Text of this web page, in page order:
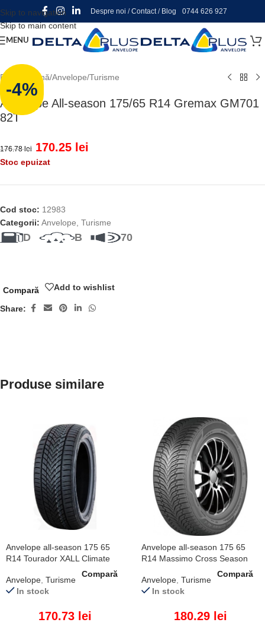
Skip to navigation
Skip to main content
Despre noi /Contact/ Blog 0744 626 927
MENU
-4%
Prima pagină/Anvelope/Turisme
Anvelope All-season 175/65 R14 Gremax GM701
82T
176.78lei 170.25 lei
Stoc epuizat
Cod stoc: 12983
Categorii: Anvelope Turisme
D B 70
Compară Add to wishlist
Share:
Produse similare
Anvelope all-season 175 65
R14 Tourador XALL Climate
Anvelope Turisme
In stock
170.73 lei
Compară
Anvelope all-season 175 65
R14 Massimo Cross Season
Anvelope Turisme
In stock
180.29 lei
Compară